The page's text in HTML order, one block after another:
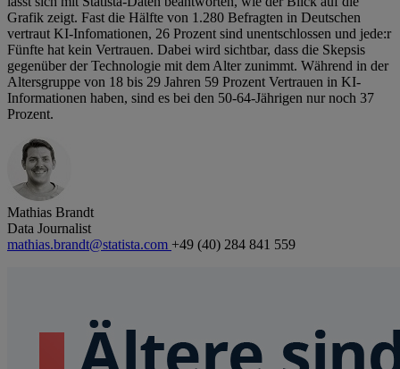
Grafik zeigt. Fast die Hälfte von 1.280 Befragten in Deutschen
vertraut KI-Infomationen, 26 Prozent sind unentschlossen und jede:r
Fünfte hat kein Vertrauen. Dabei wird sichtbar, dass die Skepsis
gegenüber der Technologie mit dem Alter zunimmt. Während in der
Altersgruppe von 18 bis 29 Jahren 59 Prozent Vertrauen in KI-
Informationen haben, sind es bei den 50-64-Jährigen nur noch 37
Prozent.
Mathias Brandt
Data Journalist
mathias.brandt@statista.com +49 (40) 284 841 559